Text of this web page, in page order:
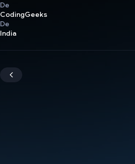
De
CodingGeeks
De
India